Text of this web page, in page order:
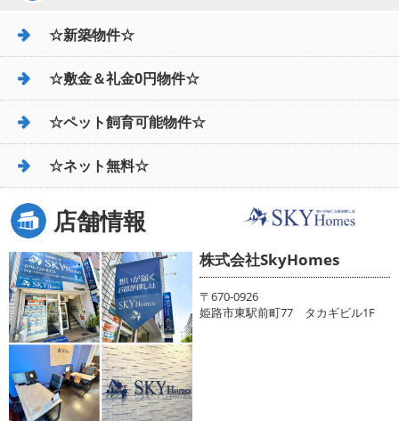
☆新築物件☆
☆敷金＆礼金0円物件☆
☆ペット飼育可能物件☆
☆ネット無料☆
店舗情報
株式会社SkyHomes
〒670-0926
姫路市東駅前町77 タカギビル1F